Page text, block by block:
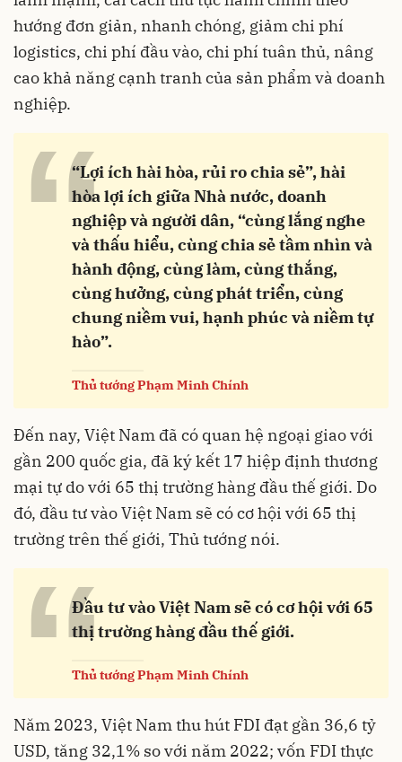
hướng đơn giản, nhanh chóng, giảm chi phí
logistics, chi phí đầu vào, chi phí tuân thủ, nâng
cao khả năng cạnh tranh của sản phẩm và doanh
nghiệp.
““Lợi ích hài hòa, rủi ro chia sẻ”, hài
hòa lợi ích giữa Nhà nước, doanh
nghiệp và người dân, “cùng lắng nghe
và thấu hiểu, cùng chia sẻ tầm nhìn và
hành động, cùng làm, cùng thắng,
cùng hưởng, cùng phát triển, cùng
chung niềm vui, hạnh phúc và niềm tự
hào”.
Thủ tướng Phạm Minh Chính
Đến nay, Việt Nam đã có quan hệ ngoại giao với
gần 200 quốc gia, đã ký kết 17 hiệp định thương
mại tự do với 65 thị trường hàng đầu thế giới. Do
đó, đầu tư vào Việt Nam sẽ có cơ hội với 65 thị
trường trên thế giới, Thủ tướng nói.
“Đầu tư vào Việt Nam sẽ có cơ hội với 65
thị trường hàng đầu thế giới.
Thủ tướng Phạm Minh Chính
Năm 2023, Việt Nam thu hút FDI đạt gần 36,6 tỷ
USD, tăng 32,1% so với năm 2022; vốn FDI thực